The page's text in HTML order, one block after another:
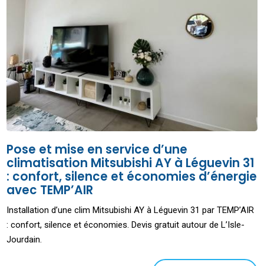
Pose et mise en service d’une
climatisation Mitsubishi AY à Léguevin 31
: confort, silence et économies d’énergie
avec TEMP’AIR
Installation d’une clim Mitsubishi AY à Léguevin 31 par TEMP’AIR
: confort, silence et économies. Devis gratuit autour de L’Isle-
Jourdain.